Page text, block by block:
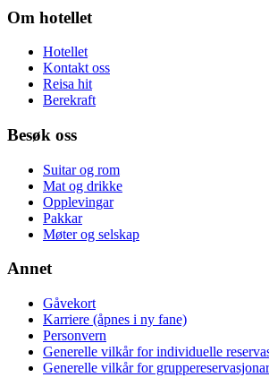
Om hotellet
Hotellet
Kontakt oss
Reisa hit
Berekraft
Besøk oss
Suitar og rom
Mat og drikke
Opplevingar
Pakkar
Møter og selskap
Annet
Gåvekort
Karriere (åpnes i ny fane)
Personvern
Generelle vilkår for individuelle
Generelle vilkår for gruppereservasjonar